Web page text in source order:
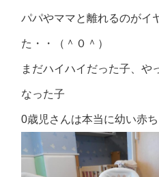
パパやママと離れるのがイ
た・・（＾０＾）
まだハイハイだった子、や
なった子
0歳児さんは本当に幼い赤ち